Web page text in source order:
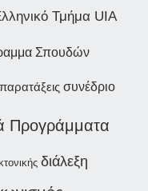
Τμήμα UIA
Σπουδών
παρατάξεις συνέδριο
Προγράμματα
διάλεξη